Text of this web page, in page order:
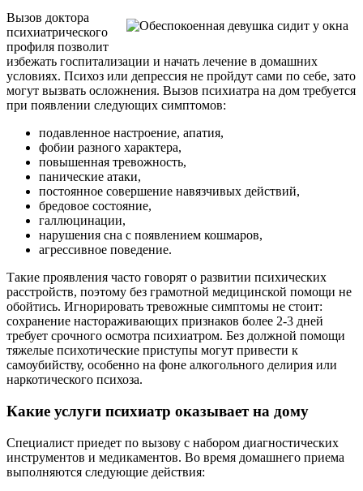
Вызов доктора
психиатрического
профиля позволит
избежать госпитализации и начать лечение в домашних
условиях. Психоз или депрессия не пройдут сами по себе, зато
могут вызвать осложнения. Вызов психиатра на дом требуется
при появлении следующих симптомов:
подавленное настроение, апатия,
фобии разного характера,
повышенная тревожность,
панические атаки,
постоянное совершение навязчивых действий,
бредовое состояние,
галлюцинации,
нарушения сна с появлением кошмаров,
агрессивное поведение.
Такие проявления часто говорят о развитии психических
расстройств, поэтому без грамотной медицинской помощи не
обойтись. Игнорировать тревожные симптомы не стоит:
сохранение настораживающих признаков более 2-3 дней
требует срочного осмотра психиатром. Без должной помощи
тяжелые психотические приступы могут привести к
самоубийству, особенно на фоне алкогольного делирия или
наркотического психоза.
Какие услуги психиатр оказывает на дому
Специалист приедет по вызову с набором диагностических
инструментов и медикаментов. Во время домашнего приема
выполняются следующие действия: